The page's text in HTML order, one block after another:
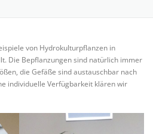
von Hydrokulturpflanzen in
Die Bepflanzungen sind natürlich immer
die Gefäße sind austauschbar nach
individuelle Verfügbarkeit klären wir